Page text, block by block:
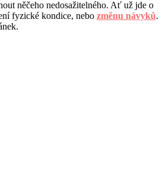
něčeho nedosažitelného. Ať už jde o
fyzické kondice, nebo změnu návyků.